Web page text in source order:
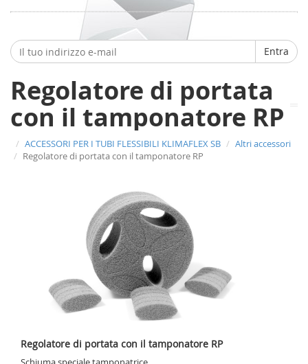
Entra
Regolatore di portata
con il tamponatore RP
ACCESSORI PER I TUBI FLESSIBILI KLIMAFLEX SB
Altri accessori
Regolatore di portata con il tamponatore RP
Regolatore di portata con il tamponatore RP